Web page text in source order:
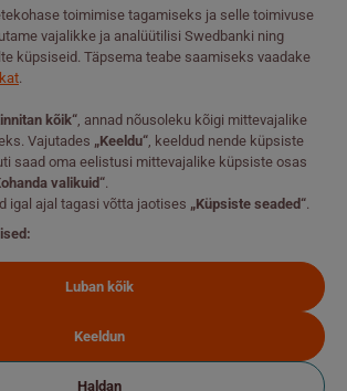
põhimõtted
põhimõtted
esitatud teave on mõeldud kasutamiseks
informatiivsetel eesmärkidel ning seda ei tohi
või -nõustamisena ega kutsena
finantsinstrumente. Swedbank AS ei ole
finantsinstrumendid sobivad Sulle. Swedbank
Investeerides võtad endale
Sinu investeeringu väärtus võib ajas suureneda või
ei taga tulevikus sarnaseid tulemusi.
toimimise tagamiseks ja selle toimivuse
vajalikke ja analüütilisi Swedbanki ning
küpsiseid. Täpsema teabe saamiseks vaadake
.
kõik“, annad nõusoleku kõigi mittevajalike
Vajutades „Keeldu“, keeldud nende küpsiste
saad oma eelistusi mittevajalike küpsiste osas
valikuid“.
igal ajal tagasi võtta jaotises „Küpsiste seaded“.
Luban kõik
Keeldun
Haldan